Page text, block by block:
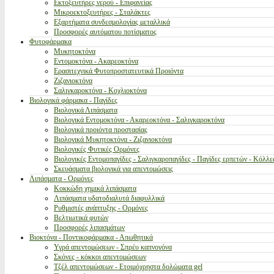
Εκτοξευτήρες νερού - Επιφανείας
Μικροεκτοξευτήρες - Σταλάκτες
Εξαρτήματα συνδεσμολογίας μεταλλικά
Προσφορές αυτόματου ποτίσματος
Φυτοφάρμακα
Μυκητοκτόνα
Εντομοκτόνα - Ακαρεοκτόνα
Ερασιτεχνικά Φυτοπροστατευτικά Προιόντα
Ζιζανιοκτόνα
Σαλιγκαροκτόνα - Κοχλιοκτόνα
Βιολογικά φάρμακα - Παγίδες
Βιολογικά Λιπάσματα
Βιολογικά Εντομοκτόνα - Ακαρεοκτόνα - Σαλιγκαροκτόνα
Βιολογικά προιόντα προστασίας
Βιολογικά Μυκητοκτόνα - Ζιζανιοκτόνα
Βιολογικές Φυτικές Ορμόνες
Βιολογικές Εντομοπαγίδες - Σαλιγκαροπαγίδες - Παγίδες ερπετών -
Σκευάσματα βιολογικά για απεντομώσεις
Λιπάσματα - Ορμόνες
Κοκκώδη χημικά λιπάσματα
Λιπάσματα υδατοδιαλυτά διαφυλλικά
Ρυθμιστές ανάπτυξης - Ορμόνες
Βελτιωτικά φυτών
Προσφορές λιπασμάτων
Βιοκτόνα - Ποντικοφάρμακα - Απωθητικά
Υγρά απεντομώσεων - Σπρέυ καπνογόνα
Σκόνες - κόκκοι απεντομώσεων
Τζέλ απεντομώσεων - Ετοιμόχρηστα δολώματα gel